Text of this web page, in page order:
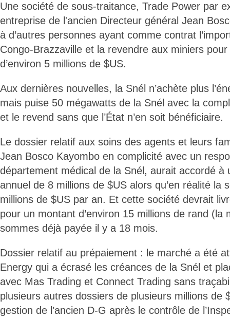
Une société de sous-traitance, Trade Power par
entreprise de l'ancien Directeur général Jean
à d’autres personnes ayant comme contrat
Congo-Brazzaville et la revendre aux miniers
d’environ 5 millions de $US.
Aux dernières nouvelles, la Snél n’achète plus
mais puise 50 mégawatts de la Snél avec la
et le revend sans que l’État n’en soit bénéficiaire.
Le dossier relatif aux soins des agents et leurs
Jean Bosco Kayombo en complicité avec un
département médical de la Snél, aurait accordé à
annuel de 8 millions de $US alors qu’en réalité la
millions de $US par an. Et cette société devrait
pour un montant d’environ 15 millions de rand (la
sommes déjà payée il y a 18 mois.
Dossier relatif au prépaiement : le marché a été
Energy qui a écrasé les créances de la Snél et
avec Mas Trading et Connect Trading sans
plusieurs autres dossiers de plusieurs millions de
gestion de l’ancien D-G après le contrôle de